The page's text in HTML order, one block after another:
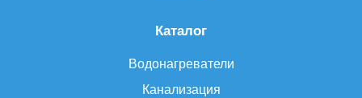
Каталог
Водонагреватели
Канализация